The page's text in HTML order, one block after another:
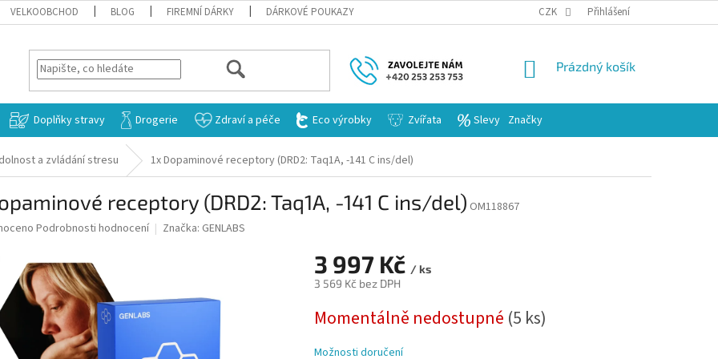
VELKOOBCHOD BLOG FIREMNÍ DÁRKY DÁRKOVÉ POUKAZY CZK Přihlášení
HLEDAT
NÁKUPNÍ
Prázdný košík
Doplňky stravy Drogerie Zdraví a péče Eco výrobky Zvířata Slevy Značky
a zvládání stresu 1x Dopaminové receptory (DRD2: Taq1A, -141 C ins/del)
receptory (DRD2: Taq1A, -141 C ins/del) OM118867
Podrobnosti hodnocení Značka: GENLABS
3 997 Kč / ks
3 569 Kč bez DPH
cena:
Momentálně nedostupné (5 ks)
Možnosti doručení